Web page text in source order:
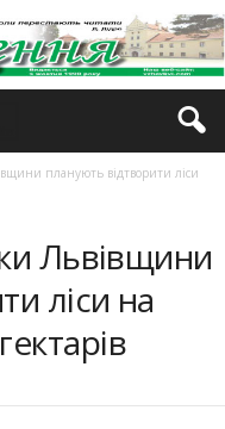
планують відтворити ліси
Львівщини
ліси на